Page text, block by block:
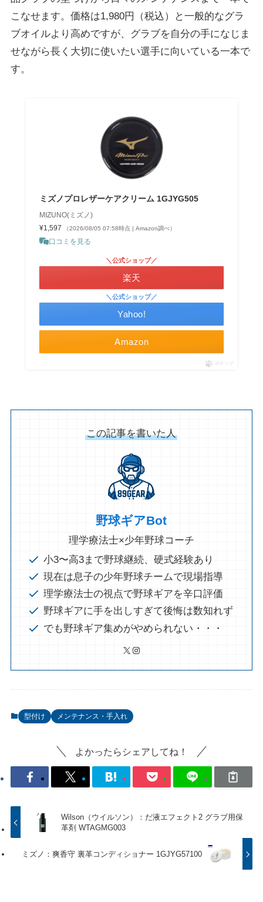
こなせます。価格は1,980円（税込）と一般的なグラ
ブオイルより高めですが、グラブを自分の手になじま
せながら長く大切に使いたい選手に向いている一本で
す。
ミズノプロレザーケアクリーム 1GJYG505
MIZUNO(ミズノ)
¥1,597
（2026/08/05 07:58時点 | Amazon調べ）
口コミを見る
Amazon
＼公式ショップ／
楽天
＼公式ショップ／
Yahoo!
ポチップ
この記事を書いた人
野球ギアBot
理学療法士×少年野球コーチ
小3〜高3まで野球継続、硬式経験あり
現在は息子の少年野球チームで現場指導
理学療法士の視点で野球ギアを辛口評価
野球ギアに手を出しすぎて後悔は数知れず
でも野球ギア集めがやめられない・・・
X Instagram
型付け メンテナンス・手入れ
よかったらシェアしてね！
Wilson（ウイルソン）：だ液エフェクト2 グラブ用保
革剤 WTAGMG003
ミズノ：爽香守 裏革コンディショナー 1GJYG57100